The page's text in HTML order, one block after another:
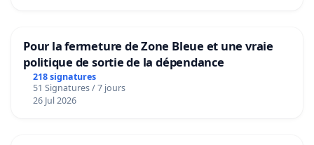
Pour la fermeture de Zone Bleue et une vraie
politique de sortie de la dépendance
218 signatures
51 Signatures / 7 jours
26 Jul 2026